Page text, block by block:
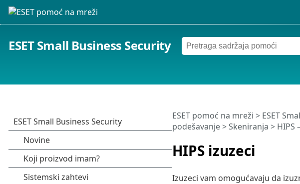
ESET Small Business Security
HIPS izuzeci
ESET pomoć na mreži > ESET
podešavanje>Skeniranja > HIPS
Izuzeci vam omogućavaju da